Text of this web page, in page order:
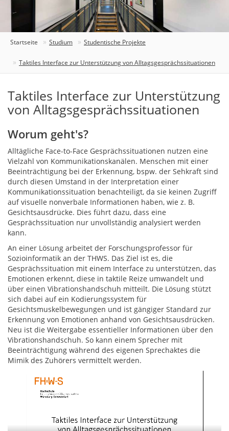
Startseite Studium Studentische Projekte
Taktiles Interface zur Unterstützung von Alltagsgesprächssituationen
Taktiles Interface zur Unterstützung
von Alltagsgesprächssituationen
Worum geht's?
Alltägliche Face-to-Face Gesprächssituationen nutzen eine
Vielzahl von Kommunikationskanälen. Menschen mit einer
Beeinträchtigung bei der Erkennung, bspw. der Sehkraft sind
durch diesen Umstand in der Interpretation einer
Kommunikationssituation benachteiligt, da sie keinen Zugriff
auf visuelle nonverbale Informationen haben, wie z. B.
Gesichtsausdrücke. Dies führt dazu, dass eine
Gesprächssituation nur unvollständig analysiert werden
kann.
An einer Lösung arbeitet der Forschungsprofessor für
Sozioinformatik an der THWS. Das Ziel ist es, die
Gesprächssituation mit einem Interface zu unterstützen, das
Emotionen erkennt, diese in taktile Reize umwandelt und
über einen Vibrationshandschuh mitteilt. Die Lösung stützt
sich dabei auf ein Kodierungssystem für
Gesichtsmuskelbewegungen und ist gängiger Standard zur
Erkennung von Emotionen anhand von Gesichtsausdrücken.
Neu ist die Weitergabe essentieller Informationen über den
Vibrationshandschuh. So kann einem Sprecher mit
Beeinträchtigung während des eigenen Sprechaktes die
Mimik des Zuhörers vermittelt werden.